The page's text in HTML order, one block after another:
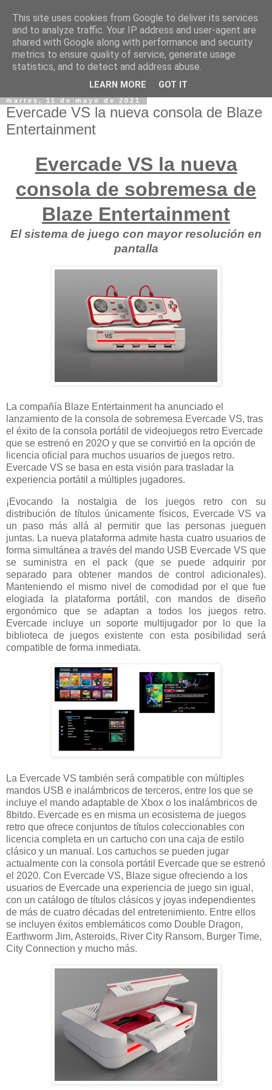
martes, 11 de mayo de 2021
Evercade VS la nueva consola de Blaze
Entertainment
Evercade VS la nueva
consola de sobremesa de
Blaze Entertainment
El sistema de juego con mayor resolución en
pantalla
La compañía Blaze Entertainment ha anunciado el
lanzamiento de la consola de sobremesa Evercade VS, tras
el éxito de la consola portátil de videojuegos retro Evercade
que se estrenó en 202O y que se convirtió en la opción de
licencia oficial para muchos usuarios de juegos retro.
Evercade VS se basa en esta visión para trasladar la
experiencia portátil a múltiples jugadores.
¡Evocando la nostalgia de los juegos retro con su
distribución de títulos únicamente físicos, Evercade VS va
un paso más allá al permitir que las personas jueguen
juntas. La nueva plataforma admite hasta cuatro usuarios de
forma simultánea a través del mando USB Evercade VS que
se suministra en el pack (que se puede adquirir por
separado para obtener mandos de control adicionales).
Manteniendo el mismo nivel de comodidad por el que fue
elogiada la plataforma portátil, con mandos de diseño
ergonómico que se adaptan a todos los juegos retro.
Evercade incluye un soporte multijugador por lo que la
biblioteca de juegos existente con esta posibilidad será
compatible de forma inmediata.
La Evercade VS también será compatible con múltiples
mandos USB e inalámbricos de terceros, entre los que se
incluye el mando adaptable de Xbox o los inalámbricos de
8bitdo. Evercade es en misma un ecosistema de juegos
retro que ofrece conjuntos de títulos coleccionables con
licencia completa en un cartucho con una caja de estilo
clásico y un manual. Los cartuchos se pueden jugar
actualmente con la consola portátil Evercade que se estrenó
el 2020. Con Evercade VS, Blaze sigue ofreciendo a los
usuarios de Evercade una experiencia de juego sin igual,
con un catálogo de títulos clásicos y joyas independientes
de más de cuatro décadas del entretenimiento. Entre ellos
se incluyen éxitos emblemáticos como Double Dragon,
Earthworm Jim, Asteroids, River City Ransom, Burger Time,
City Connection y mucho más.
This site uses cookies from Google to deliver its services
and to analyze traffic. Your IP address and user-agent are
shared with Google along with performance and security
metrics to ensure quality of service, generate usage
statistics, and to detect and address abuse.
LEARN MORE GOT IT